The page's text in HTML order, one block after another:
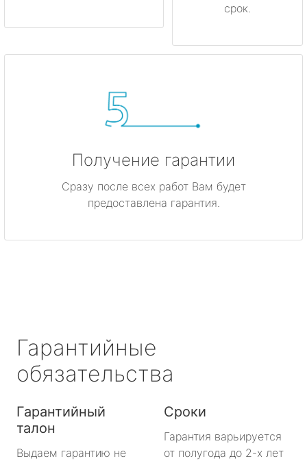
срок.
Получение гарантии
Сразу после всех работ Вам будет
предоставлена гарантия.
Гарантийные
обязательства
Гарантийный
талон
Выдаем гарантию не
Сроки
Гарантия варьируется
от полугода до 2-х лет